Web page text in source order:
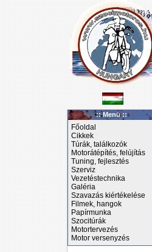
:: Menü ::
Főoldal
Cikkek
Túrák, találkozók
Motorátépítés, felújítás
Tuning, fejlesztés
Szerviz
Vezetéstechnika
Galéria
Szavazás kiértékelése
Filmek, hangok
Papírmunka
Szocitúrák
Motortervezés
Motor versenyzés